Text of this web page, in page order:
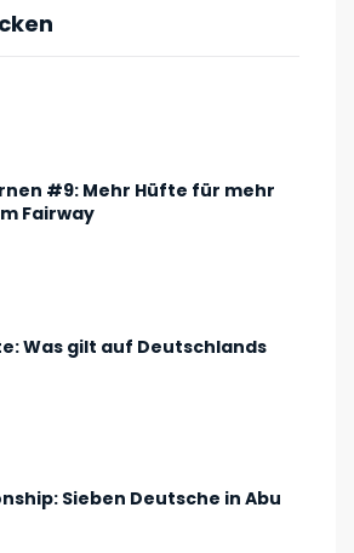
#9: Mehr Hüfte für mehr
Fairway
Was gilt auf Deutschlands
Sieben Deutsche in Abu